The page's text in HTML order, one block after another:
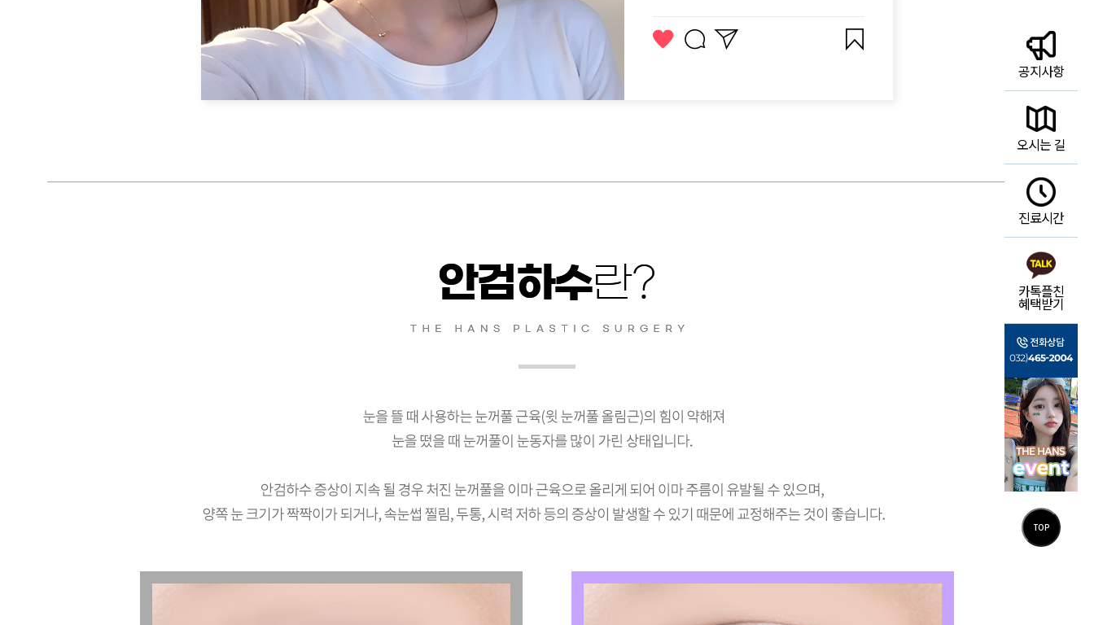
공지사항
오시는 길
진료시간
카톡플친
혜택받기
TOP